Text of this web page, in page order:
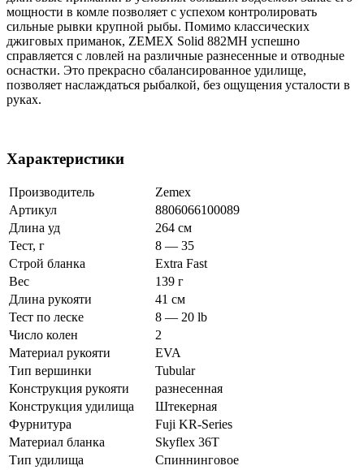
мощности в комле позволяет с успехом контролировать
сильные рывки крупной рыбы. Помимо классических
джиговых приманок, ZEMEX Solid 882MH успешно
справляется с ловлей на различные разнесенные и отводные
оснастки. Это прекрасно сбалансированное удилище,
позволяет наслаждаться рыбалкой, без ощущения усталости в
руках.
Характеристики
Производитель
Zemex
Артикул
8806066100089
Длина уд
264 см
Тест, г
8 — 35
Строй бланка
Extra Fast
Вес
139 г
Длина рукояти
41 см
Тест по леске
8 — 20 lb
Число колен
2
Материал рукояти
EVA
Тип вершинки
Tubular
Конструкция рукояти
разнесенная
Конструкция удилища
Штекерная
Фурнитура
Fuji KR-Series
Материал бланка
Skyflex 36T
Тип удилища
Спиннинговое